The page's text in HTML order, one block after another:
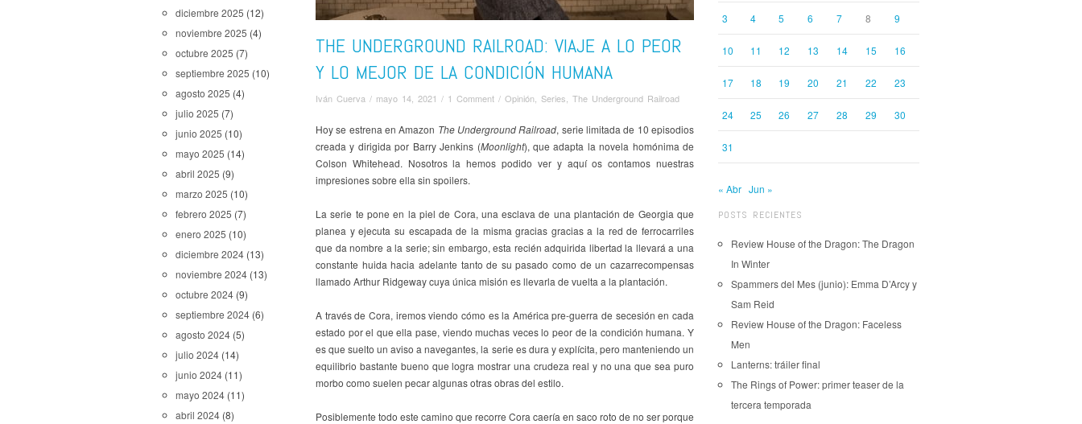
diciembre 2025 (12)
noviembre 2025 (4)
octubre 2025 (7)
septiembre 2025 (10)
agosto 2025 (4)
julio 2025 (7)
junio 2025 (10)
mayo 2025 (14)
abril 2025 (9)
marzo 2025 (10)
febrero 2025 (7)
enero 2025 (10)
diciembre 2024 (13)
noviembre 2024 (13)
octubre 2024 (9)
septiembre 2024 (6)
agosto 2024 (5)
julio 2024 (14)
junio 2024 (11)
mayo 2024 (11)
abril 2024 (8)
THE UNDERGROUND RAILROAD: VIAJE A LO PEOR
Y LO MEJOR DE LA CONDICIÓN HUMANA
Iván Cuerva / mayo 14, 2021 / 1 Comment / Opinión Series The Underground Railroad
Hoy se estrena en Amazon The Underground Railroad, serie limitada de 10 episodios
creada y dirigida por Barry Jenkins (Moonlight), que adapta la novela homónima de
Colson Whitehead. Nosotros la hemos podido ver y aquí os contamos nuestras
impresiones sobre ella sin spoilers.
La serie te pone en la piel de Cora, una esclava de una plantación de Georgia que
planea y ejecuta su escapada de la misma gracias gracias a la red de ferrocarriles
que da nombre a la serie; sin embargo, esta recién adquirida libertad la llevará a una
constante huida hacia adelante tanto de su pasado como de un cazarrecompensas
llamado Arthur Ridgeway cuya única misión es llevarla de vuelta a la plantación.
A través de Cora, iremos viendo cómo es la América pre-guerra de secesión en cada
estado por el que ella pase, viendo muchas veces lo peor de la condición humana. Y
es que suelto un aviso a navegantes, la serie es dura y explícita, pero manteniendo un
equilibrio bastante bueno que logra mostrar una crudeza real y no una que sea puro
morbo como suelen pecar algunas otras obras del estilo.
Posiblemente todo este camino que recorre Cora caería en saco roto de no ser porque
3 4 5 6 7 8 9
10 11 12 13 14 15 16
17 18 19 20 21 22 23
24 25 26 27 28 29 30
31
« Abr Jun »
POSTS RECIENTES
Review House of the Dragon: The Dragon
In Winter
Spammers del Mes (junio): Emma D’Arcy y
Sam Reid
Review House of the Dragon: Faceless
Men
Lanterns: tráiler final
The Rings of Power: primer teaser de la
tercera temporada